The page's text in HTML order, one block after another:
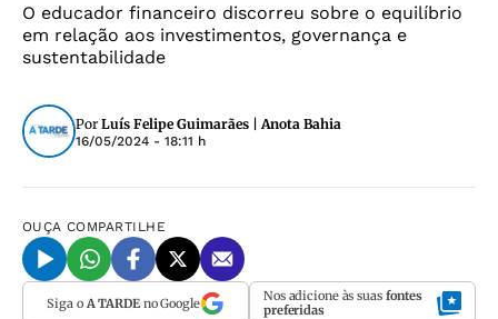
O educador financeiro discorreu sobre o equilíbrio
em relação aos investimentos, governança e
sustentabilidade
Por Luís Felipe Guimarães | Anota Bahia
16/05/2024 - 18:11 h
OUÇA COMPARTILHE
Siga o A TARDEno Google Nos adicione às suas fontes
preferidas